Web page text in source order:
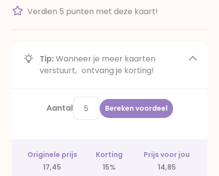
Verdien 5 punten met deze kaart!
Tip:Wanneer je meer kaarten
verstuurt, ontvang je korting!
Aantal Bereken voordeel
Originele prijs Korting
Prijs voor jou
17,45
15% 14,85